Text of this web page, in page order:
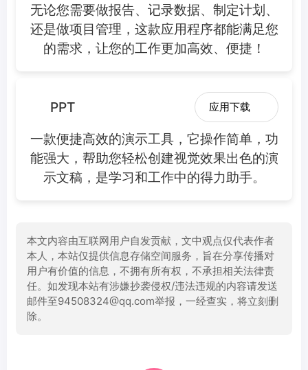
无论您需要做报告、记录数据、制定计划、
还是做项目管理，这款应用程序都能满足您
的需求，让您的工作更加高效、便捷！
PPT 应用下载
一款便捷高效的演示工具，它操作简单，功
能强大，帮助您轻松创建视觉效果出色的演
示文稿，是学习和工作中的得力助手。
本文内容由互联网用户自发贡献，文中观点仅代表作者
本人，本站仅提供信息存储空间服务，旨在分享传播对
用户有价值的信息，不拥有所有权，不承担相关法律责
任。如发现本站有涉嫌抄袭侵权/违法违规的内容请发送
邮件至94508324@qq.com举报，一经查实，将立刻删
除。